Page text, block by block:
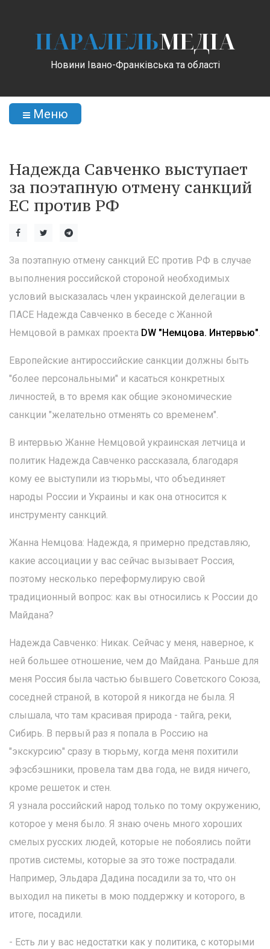
ПАРАЛЕЛЬМЕДІА
Новини Івано-Франківська та області
Меню
Надежда Савченко выступает
за поэтапную отмену санкций
ЕС против РФ
За поэтапную отмену санкций ЕС против РФ в случае
выполнения российской стороной необходимых
условий высказалась член украинской делегации в
ПАСЕ Надежда Савченко в беседе с Жанной
Немцовой в рамках проекта DW "Немцова. Интервью".
Европейские антироссийские санкции должны быть
"более персональными" и касаться конкретных
личностей, в то время как общие экономические
санкции "желательно отменять со временем".
В интервью Жанне Немцовой украинская летчица и
политик Надежда Савченко рассказала, благодаря
кому ее выступили из тюрьмы, что объединяет
народы России и Украины и как она относится к
инструменту санкций.
Жанна Немцова: Надежда, я примерно представляю,
какие ассоциации у вас сейчас вызывает Россия,
поэтому несколько переформулирую свой
традиционный вопрос: как вы относились к России до
Майдана?
Надежда Савченко: Никак. Сейчас у меня, наверное, к
ней большее отношение, чем до Майдана. Раньше для
меня Россия была частью бывшего Советского Союза,
соседней страной, в которой я никогда не была. Я
слышала, что там красивая природа - тайга, реки,
Сибирь. В первый раз я попала в Россию на
"экскурсию" сразу в тюрьму, когда меня похитили
эфэсбэшники, провела там два года, не видя ничего,
кроме решеток и стен.
Я узнала российский народ только по тому окружению,
которое у меня было. Я знаю очень много хороших
смелых русских людей, которые не побоялись пойти
против системы, которые за это тоже пострадали.
Например, Эльдара Дадина посадили за то, что он
выходил на пикеты в мою поддержку и которого, в
итоге, посадили.
- Есть ли у вас недостатки как у политика, с которыми